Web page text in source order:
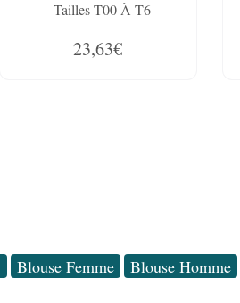
- Tailles T00 À T6
23,63€
Blouse Femme Blouse Homme